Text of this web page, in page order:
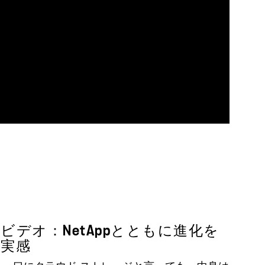
ビデオ：NetAppとともに進化を
実感